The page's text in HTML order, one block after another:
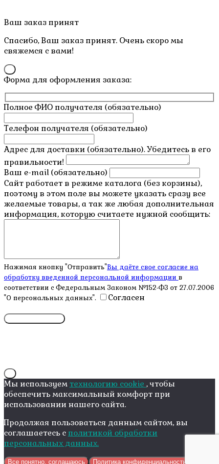
Пролистать
Ваш заказ принят
Спасибо, Ваш заказ принят. Очень скоро мы
свяжемся с вами!
Форма для оформления заказа:
Полное ФИО получателя (обязательно)
Телефон получателя (обязательно)
Адрес для доставки (обязательно). Убедитесь в его
правильности!
Ваш e-mail (обязательно)
Сайт работает в режиме каталога (без корзины),
поэтому в этом поле вы можете указать сразу все
желаемые товары, а так же любая дополнительная
информация, которую считаете нужной сообщить:
Нажимая кнопку "Отправить"Вы даёте свое согласие на
обработку введенной персональной информации в
соответствии с Федеральным Законом №152-ФЗ от 27.07.2006
"О персональных данных".
Согласен
Мы используем технологию cookie , чтобы
обеспечить максимальный комфорт при
использовании нашего сайта.
Продолжая пользоваться данным сайтом, вы
соглашаетесь с политикой обработки
персональных данных.
Все понятно, соглашаюсь Политика конфиденциальности